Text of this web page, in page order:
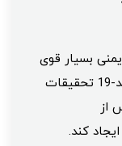
به کووید-19 پاسخ ایمنی بسیار قوی‌
تر در نتیجه تزریق واکسن و ابتلا به کووید-19 تحقیقات
به کووید 19 پس از
کند.